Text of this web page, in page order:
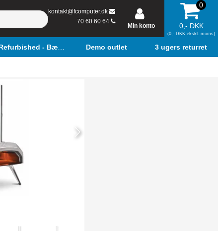
kontakt@fcomputer.dk
70 60 60 64
Min konto
0
0,- DKK
(0,- DKK ekskl. moms)
Refurbished - Bærbar Demo outlet 3 ugers returret